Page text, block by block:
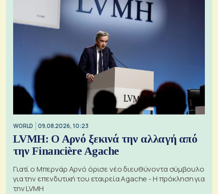
WORLD 09.08.2026, 10:23
LVMH: Ο Αρνό ξεκινά την αλλαγή από
την Financière Agache
Γιατί ο Μπερνάρ Αρνό όρισε νέο διευθύνοντα σύμβουλο
για την επενδυτική του εταιρεία Agache - Η πρόκληση για
την LVMH